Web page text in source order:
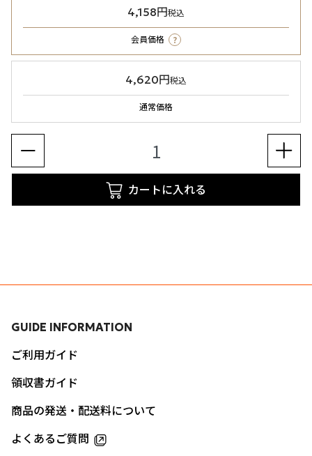
4,158円税込
会員価格 ?
4,620円税込
通常価格
カートに入れる
GUIDE INFORMATION
ご利用ガイド
領収書ガイド
商品の発送・配送料について
よくあるご質問